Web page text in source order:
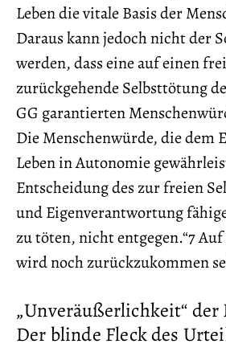
Leben die vitale Basis der
Daraus kann jedoch nicht der
werden, dass eine auf einen
zurückgehende Selbsttötung
GG garantierten
Die Menschenwürde, die dem
Leben in Autonomie
Entscheidung des zur freien
und Eigenverantwortung
zu töten, nicht entgegen.“7
wird noch zurückzukommen
„Unveräußerlichkeit“ der
Der blinde Fleck des